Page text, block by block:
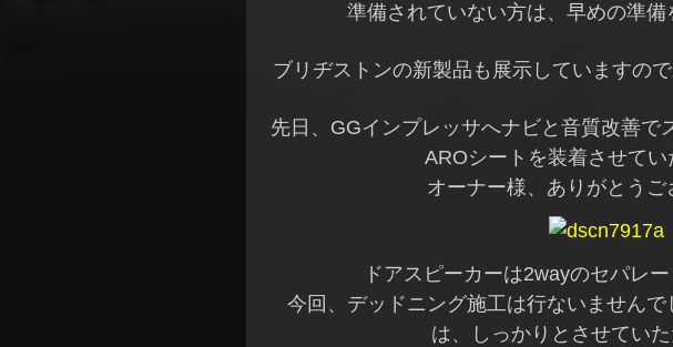
準備されていない方は、早めの準
ブリヂストンの新製品も展示していますの
先日、GGインプレッサへナビと音質改善で
AROシートを装着させてい
オーナー様、ありがとう
ドアスピーカーは2wayのセパレ
今回、デッドニング施工は行ないません
は、しっかりとさせてい